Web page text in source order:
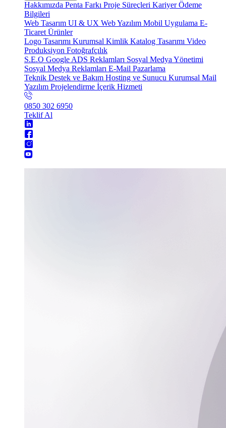
Hakkımızda Penta Farkı Proje Süreçleri KariyerÖdeme
Bilgileri
Web Tasarım UI & UX Web Yazılım Mobil Uygulama E-
Ticaret Ürünler
Logo Tasarımı Kurumsal Kimlik Katalog Tasarımı Video
Produksiyon Fotoğrafçılık
S.E.O Google ADS Reklamları Sosyal Medya Yönetimi
Sosyal Medya Reklamları E-Mail Pazarlama
Teknik Destek ve Bakım Hosting ve Sunucu Kurumsal Mail
Yazılım Projelendirme İçerik Hizmeti
0850 302 6950
Teklif Al